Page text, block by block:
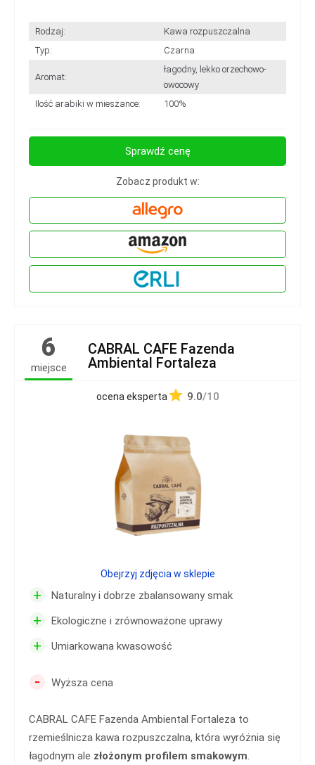
Rodzaj:
Kawa rozpuszczalna
Typ:
Czarna
Aromat:
łagodny, lekko orzechowo-
owocowy
Ilość arabiki w mieszance:
100%
Sprawdź cenę
Zobacz produkt w:
6
miejsce
CABRAL CAFE Fazenda
Ambiental Fortaleza
ocena eksperta 9.0/10
+ Naturalny i dobrze zbalansowany smak
+ Ekologiczne i zrównoważone uprawy
+ Umiarkowana kwasowość
- Wyższa cena
CABRAL CAFE Fazenda Ambiental Fortaleza to
rzemieślnicza kawa rozpuszczalna, która wyróżnia się
łagodnym ale złożonym profilem smakowym
Obejrzyj zdjęcia w sklepie